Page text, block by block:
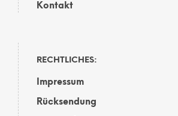
Kontakt
RECHTLICHES:
Impressum
Rücksendung